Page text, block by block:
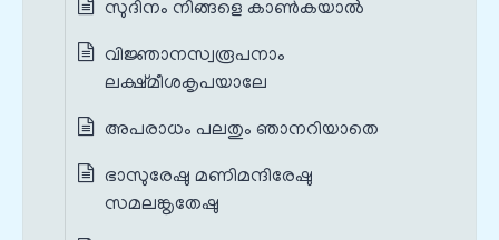
സുദിനം നിങ്ങളെ കാൺകയാൽ
വിജ്ഞാനസ്വരൂപനാം
ലക്ഷ്മീശകൃപയാലേ
അപരാധം പലതും ഞാനറിയാതെ
ഭാസുരേഷു മണിമന്ദിരേഷു
സമലങ്കൃതേഷു